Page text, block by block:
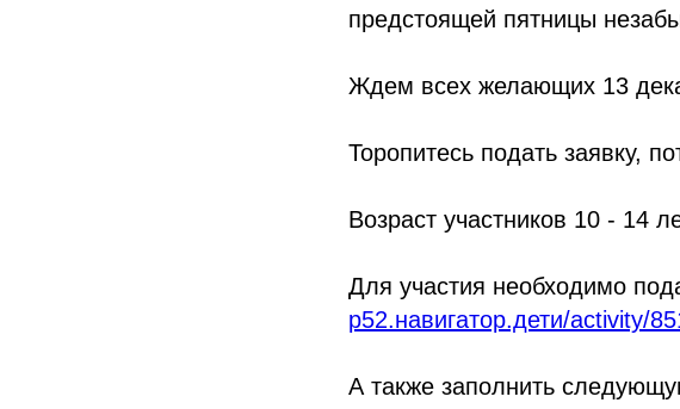
предстоящей пятницы
Ждем всех желающих 13
Торопитесь подать заявку,
Возраст участников 10 - 14
Для участия необходимо
р52.навигатор.дети/activity/
А также заполнить